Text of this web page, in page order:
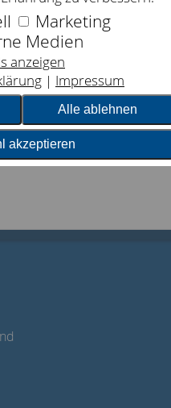
Marketing
Medien
anzeigen
Impressum
Alle ablehnen
akzeptieren